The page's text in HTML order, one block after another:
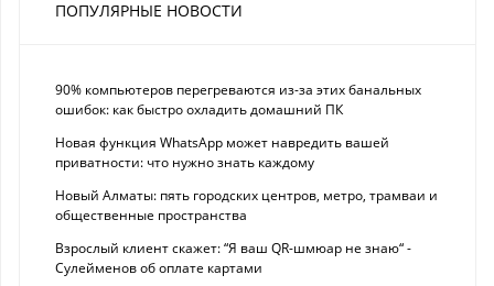
ПОПУЛЯРНЫЕ НОВОСТИ
90% компьютеров перегреваются из-за этих банальных
ошибок: как быстро охладить домашний ПК
Новая функция WhatsApp может навредить вашей
приватности: что нужно знать каждому
Новый Алматы: пять городских центров, метро, трамваи и
общественные пространства
Взрослый клиент скажет: “Я ваш QR-шмюар не знаю“ -
Сулейменов об оплате картами